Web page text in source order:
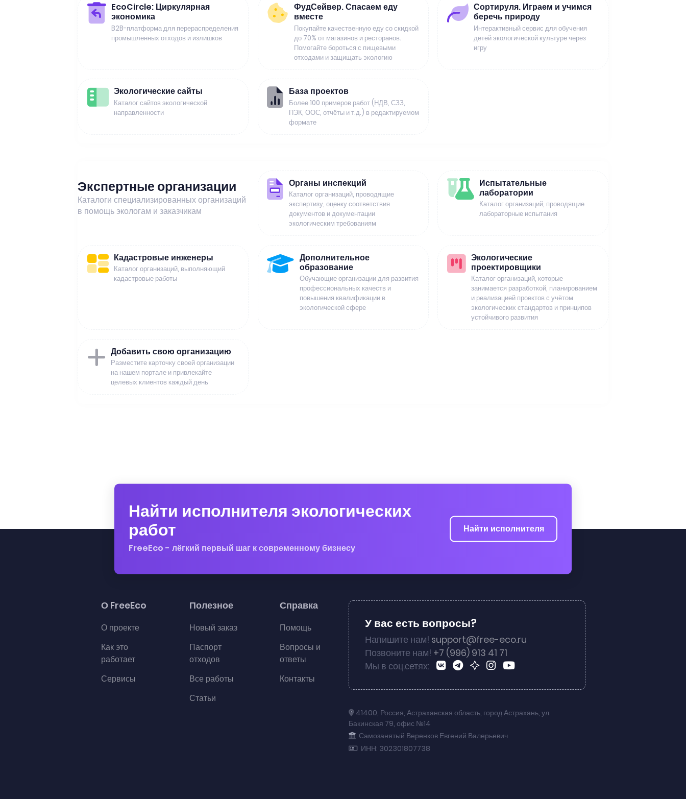
EcoCircle: Циркулярная
экономика
B2B-платформа для перераспределения
промышленных отходов и излишков
ФудСейвер. Спасаем еду
вместе
Покупайте качественную еду со скидкой
до 70% от магазинов и ресторанов.
Помогайте бороться с пищевыми
отходами и защищать экологию
Сортируля. Играем и учимся
беречь природу
Интерактивный сервис для обучения
детей экологической культуре через
игру
Экологические сайты
Каталог сайтов экологической
направленности
База проектов
Более 100 примеров работ (НДВ, СЗЗ,
ПЭК, ООС, отчёты и т.д.) в редактируемом
формате
Экспертные организации
Каталоги специализированных организаций
в помощь экологам и заказчикам
Органы инспекций
Каталог организаций, проводящие
экспертизу, оценку соответствия
документов и документации
экологическим требованиям
Испытательные
лаборатории
Каталог организаций, проводящие
лабораторные испытания
Кадастровые инженеры
Каталог организаций, выполняющий
кадастровые работы
Дополнительное
образование
Обучающие организации для развития
профессиональных качеств и
повышения квалификации в
экологической сфере
Экологические
проектировщики
Каталог организаций, которые
занимается разработкой, планированием
и реализацией проектов с учётом
экологических стандартов и принципов
устойчивого развития
Добавить свою организацию
Разместите карточку своей организации
на нашем портале и привлекайте
целевых клиентов каждый день
Найти исполнителя экологических
работ
FreeEco - лёгкий первый шаг к современному бизнесу
Найти исполнителя
О FreeEco
О проекте
Как это
работает
Сервисы
Полезное
Новый заказ
Паспорт
отходов
Все работы
Статьи
Справка
Помощь
Вопросы и
ответы
Контакты
У вас есть вопросы?
Напишите нам! support@free-eco.ru
Позвоните нам! +7 (996) 913 41 71
Мы в соц.сетях:
41400, Россия, Астраханская область, город Астрахань, ул.
Бакинская 79, офис №14
Самозанятый Веренков Евгений Валерьевич
ИНН: 302301807738